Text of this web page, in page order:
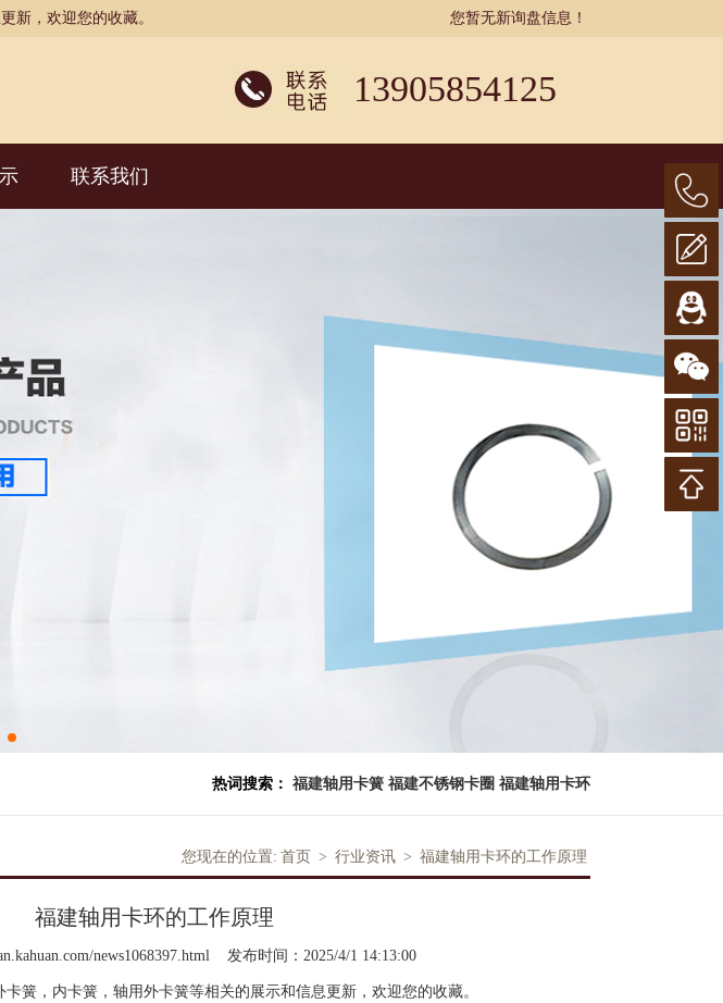
新，欢迎您的收藏。 您暂无新询盘信息！
13905854125
联系我们
热词搜索： 福建轴用卡簧 福建不锈钢卡圈 福建轴用卡环
您现在的位置: 首页 > 行业资讯 > 福建轴用卡环的工作原理
福建轴用卡环的工作原理
news1068397.html 发布时间：2025/4/1 14:13:00
卡簧 ，内卡簧，轴用外卡簧等相关的展示和信息更新，欢迎您的收藏。